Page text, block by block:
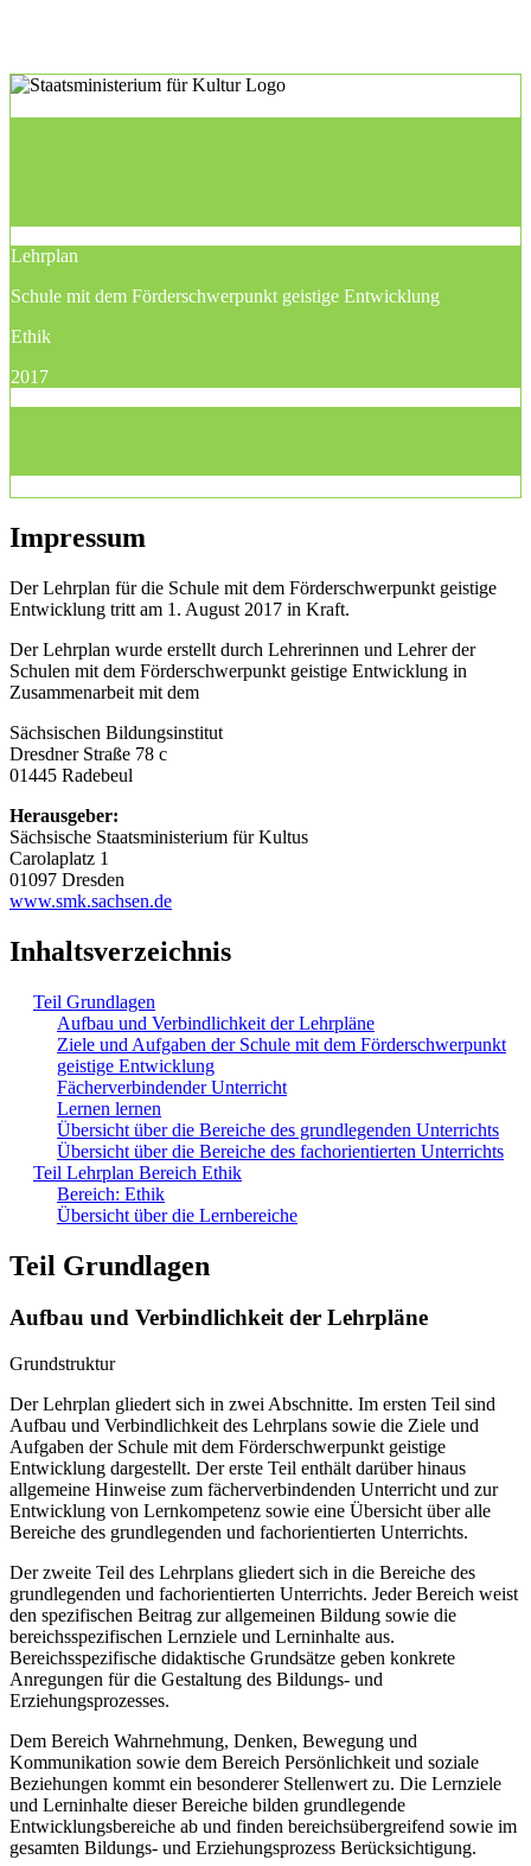
Lehrplan
Schule mit dem Förderschwerpunkt geistige Entwicklung
Ethik
2017
Impressum
Der Lehrplan für die Schule mit dem Förderschwerpunkt geistige
Entwicklung tritt am 1. August 2017 in Kraft.
Der Lehrplan wurde erstellt durch Lehrerinnen und Lehrer der
Schulen mit dem Förderschwerpunkt geistige Entwicklung in
Zusammenarbeit mit dem
Sächsischen Bildungsinstitut
Dresdner Straße 78 c
01445 Radebeul
Herausgeber:
Sächsische Staatsministerium für Kultus
Carolaplatz 1
01097 Dresden
www.smk.sachsen.de
Inhaltsverzeichnis
Teil Grundlagen
Aufbau und Verbindlichkeit der Lehrpläne
Ziele und Aufgaben der Schule mit dem Förderschwerpunkt
geistige Entwicklung
Fächerverbindender Unterricht
Lernen lernen
Übersicht über die Bereiche des grundlegenden Unterrichts
Übersicht über die Bereiche des fachorientierten Unterrichts
Teil Lehrplan Bereich Ethik
Bereich: Ethik
Übersicht über die Lernbereiche
Teil Grundlagen
Aufbau und Verbindlichkeit der Lehrpläne
Grundstruktur
Der Lehrplan gliedert sich in zwei Abschnitte. Im ersten Teil sind
Aufbau und Verbindlichkeit des Lehrplans sowie die Ziele und
Aufgaben der Schule mit dem Förderschwerpunkt geistige
Entwicklung dargestellt. Der erste Teil enthält darüber hinaus
allgemeine Hinweise zum fächerverbindenden Unterricht und zur
Entwicklung von Lernkompetenz sowie eine Übersicht über alle
Bereiche des grundlegenden und fachorientierten Unterrichts.
Der zweite Teil des Lehrplans gliedert sich in die Bereiche des
grundlegenden und fachorientierten Unterrichts. Jeder Bereich weist
den spezifischen Beitrag zur allgemeinen Bildung sowie die
bereichsspezifischen Lernziele und Lerninhalte aus.
Bereichsspezifische didaktische Grundsätze geben konkrete
Anregungen für die Gestaltung des Bildungs- und
Erziehungsprozesses.
Dem Bereich Wahrnehmung, Denken, Bewegung und
Kommunikation sowie dem Bereich Persönlichkeit und soziale
Beziehungen kommt ein besonderer Stellenwert zu. Die Lernziele
und Lerninhalte dieser Bereiche bilden grundlegende
Entwicklungsbereiche ab und finden bereichsübergreifend sowie im
gesamten Bildungs- und Erziehungsprozess Berücksichtigung.